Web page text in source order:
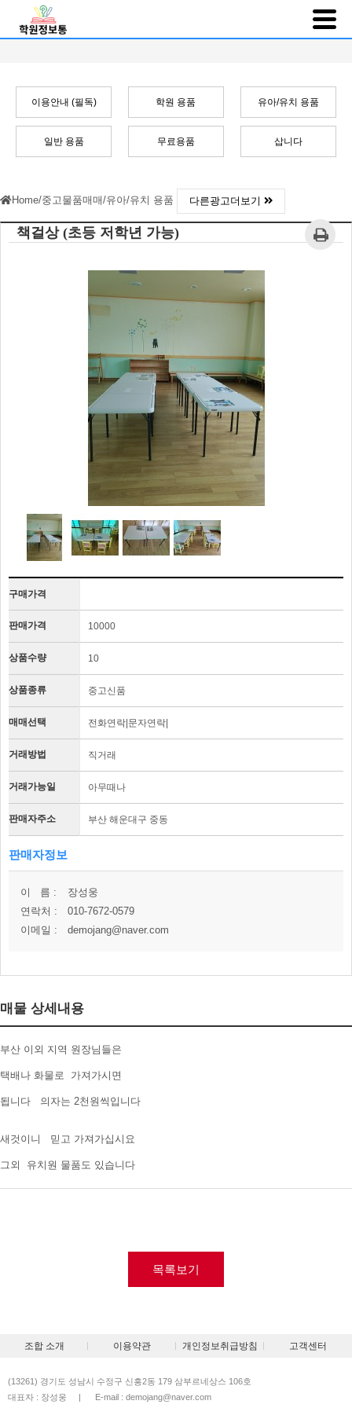
이용안내 (필독) 학원 용품 유아/유치 용품
일반 용품 무료용품 삽니다
Home/중고물품매매/유아/유치 용품 다른광고더보기
책걸상 (초등 저학년 가능)
구매가격
판매가격 10000
상품수량 10
상품종류 중고신품
매매선택 전화연락|문자연락|
거래방법 직거래
거래가능일 아무때나
판매자주소 부산 해운대구 중동
판매자정보
이 름 :
장성웅
연락처 :
010-7672-0579
이메일 :
demojang@naver.com
매물 상세내용
부산 이외 지역 원장님들은
택배나 화물로 가져가시면
됩니다 의자는 2천원씩입니다
새것이니 믿고 가져가십시요
그외 유치원 물품도 있습니다
목록보기
조합 소개 이용약관 개인정보취급방침 고객센터
(13261) 경기도 성남시 수정구 신흥2동 179 삼부르네상스 106호
대표자 : 장성웅
| E-mail : demojang@naver.com